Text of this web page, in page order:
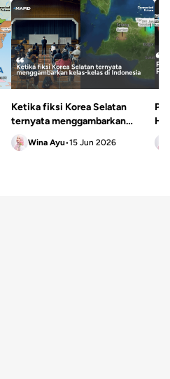
Ketika fiksi Korea Selatan
ternyata menggambarkan
kelas-kelas di Indonesia
Wina Ayu•15 Jun 2026